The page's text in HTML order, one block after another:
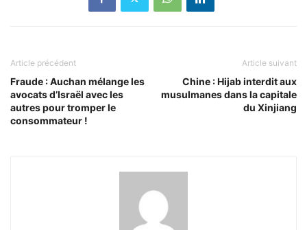
Article précédent
Fraude : Auchan mélange les
avocats d’Israël avec les
autres pour tromper le
consommateur !
Article suivant
Chine : Hijab interdit aux
musulmanes dans la capitale
du Xinjiang